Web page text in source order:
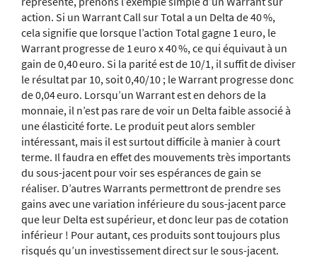
action. Si un Warrant Call sur Total a un Delta de 40 %,
cela signifie que lorsque l’action Total gagne 1 euro, le
Warrant progresse de 1 euro x 40 %, ce qui équivaut à un
gain de 0,40 euro. Si la parité est de 10/1, il suffit de diviser
le résultat par 10, soit 0,40/10 ; le Warrant progresse donc
de 0,04 euro. Lorsqu’un Warrant est en dehors de la
monnaie, il n’est pas rare de voir un Delta faible associé à
une élasticité forte. Le produit peut alors sembler
intéressant, mais il est surtout difficile à manier à court
terme. Il faudra en effet des mouvements très importants
du sous-jacent pour voir ses espérances de gain se
réaliser. D’autres Warrants permettront de prendre ses
gains avec une variation inférieure du sous-jacent parce
que leur Delta est supérieur, et donc leur pas de cotation
inférieur ! Pour autant, ces produits sont toujours plus
risqués qu’un investissement direct sur le sous-jacent.